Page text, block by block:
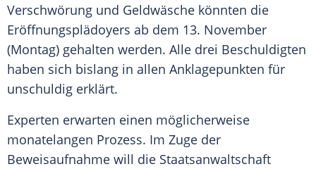
Verschwörung und Geldwäsche könnten die
Eröffnungsplädoyers ab dem 13. November
(Montag) gehalten werden. Alle drei Beschuldigten
haben sich bislang in allen Anklagepunkten für
unschuldig erklärt.
Experten erwarten einen möglicherweise
monatelangen Prozess. Im Zuge der
Beweisaufnahme will die Staatsanwaltschaft